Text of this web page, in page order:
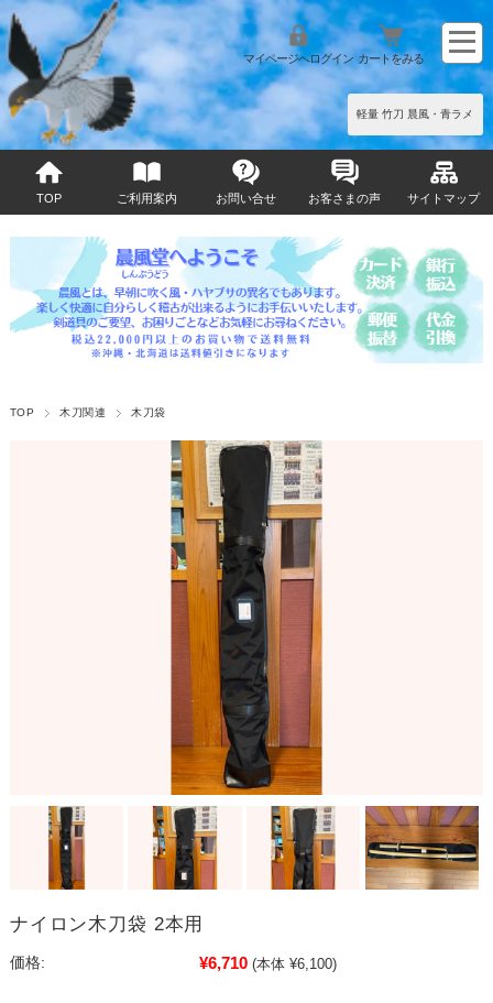
軽量 竹刀 晨風・青ラメ
マイページへログイン カートをみる
TOP ご利用案内 お問い合せ お客さまの声 サイトマップ
TOP 木刀関連 木刀袋
ナイロン木刀袋 2本用
価格: ¥6,710 (本体 ¥6,100)